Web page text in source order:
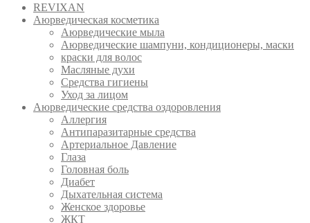
REVIXAN
Аюрведическая косметика
Аюрведические мыла
Аюрведические шампуни, кондиционеры, маски
краски для волос
Масляные духи
Средства гигиены
Уход за лицом
Аюрведические средства оздоровления
Аллергия
Антипаразитарные средства
Артериальное Давление
Глаза
Головная боль
Диабет
Дыхательная система
Женское здоровье
ЖКТ